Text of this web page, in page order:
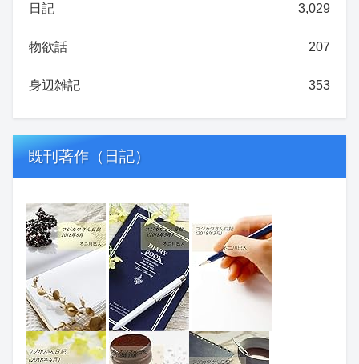
日記 3,029
物欲話 207
身辺雑記 353
既刊著作（日記）